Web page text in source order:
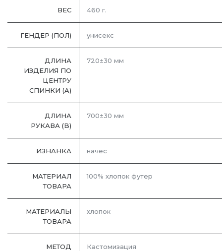
ВЕС 460 г.
ГЕНДЕР (ПОЛ) унисекс
ДЛИНА
ИЗДЕЛИЯ ПО
ЦЕНТРУ
СПИНКИ (A)
720±30 мм
ДЛИНА
РУКАВА (B)
700±30 мм
ИЗНАНКА начес
МАТЕРИАЛ
ТОВАРА
100% хлопок футер
МАТЕРИАЛЫ
ТОВАРА
хлопок
МЕТОД Кастомизация